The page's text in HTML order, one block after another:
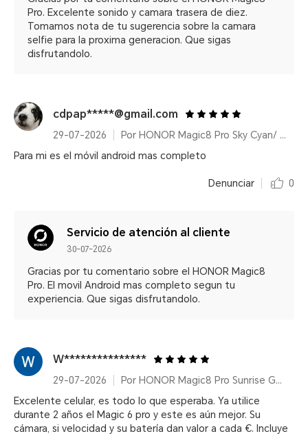
Pro. Excelente sonido y camara trasera de diez.
Tomamos nota de tu sugerencia sobre la camara
selfie para la proxima generacion. Que sigas
disfrutandolo.
cdpap*****@gmail.com
29-07-2026
Por HONOR Magic8 Pro Sky Cyan/ 12+512GB/ Snapdragon® 8 Elite Gen 5/ 200MP/ 6270mAh/ IP68/IP69/IP69K
Para mi es el móvil android mas completo
Denunciar 0
Servicio de atención al cliente
30-07-2026
Gracias por tu comentario sobre el HONOR Magic8
Pro. El movil Android mas completo segun tu
experiencia. Que sigas disfrutandolo.
W***************
29-07-2026
Por HONOR Magic8 Pro Sunrise Gold/ 12+512GB/ Snapdragon® 8 Elite Gen 5/ 200MP/ 6270mAh/ IP68/IP69/IP69K
Excelente celular, es todo lo que esperaba. Ya utilice
durante 2 años el Magic 6 pro y este es aún mejor. Su
cámara, si velocidad y su batería dan valor a cada €. Incluye